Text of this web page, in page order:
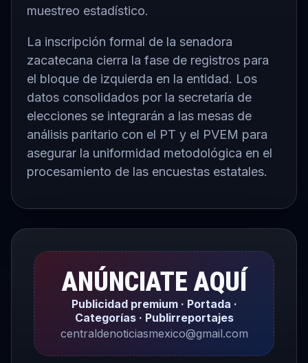
muestreo estadístico.
La inscripción formal de la senadora
zacatecana cierra la fase de registros para
el bloque de izquierda en la entidad. Los
datos consolidados por la secretaría de
elecciones se integrarán a las mesas de
análisis paritario con el PT y el PVEM para
asegurar la uniformidad metodológica en el
procesamiento de las encuestas estatales.
ANÚNCIATE AQUÍ
Publicidad premium · Portada ·
Categorías · Publirreportajes
centraldenoticiasmexico@gmail.com